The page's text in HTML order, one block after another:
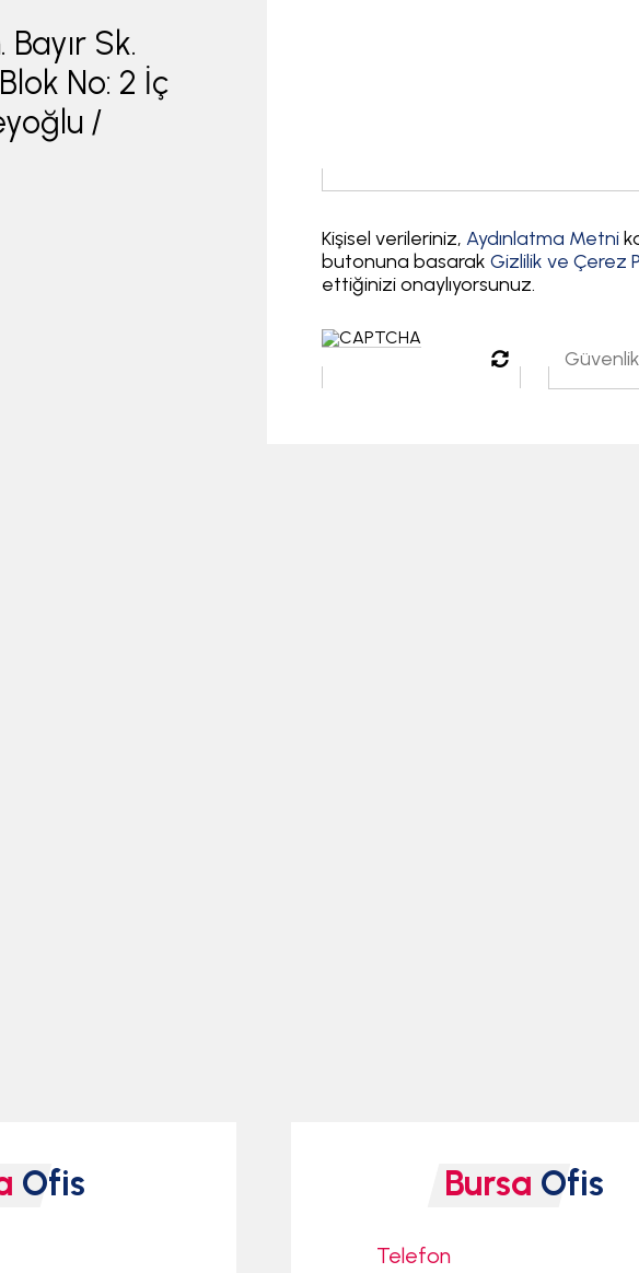
Sk.
No: 2 İç
/
Kişisel verileriniz, Aydınlatma Metni
butonuna basarak Gizlilik ve Çerez
ettiğinizi onaylıyorsunuz.
Ofis Bursa Ofis
Telefon